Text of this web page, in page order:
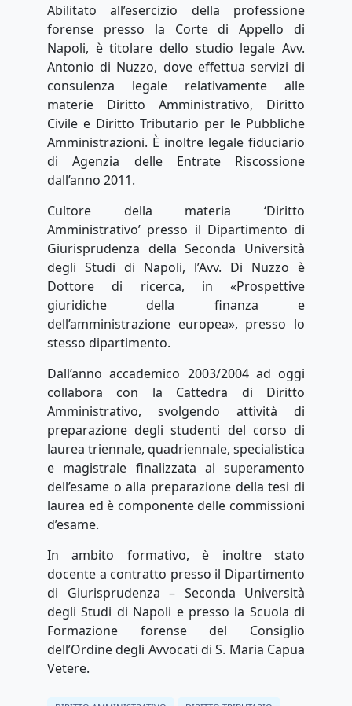
Abilitato all’esercizio della professione
forense presso la Corte di Appello di
Napoli, è titolare dello studio legale Avv.
Antonio di Nuzzo, dove effettua servizi di
consulenza legale relativamente alle
materie Diritto Amministrativo, Diritto
Civile e Diritto Tributario per le Pubbliche
Amministrazioni. È inoltre legale fiduciario
di Agenzia delle Entrate Riscossione
dall’anno 2011.
Cultore della materia ‘Diritto
Amministrativo’ presso il Dipartimento di
Giurisprudenza della Seconda Università
degli Studi di Napoli, l’Avv. Di Nuzzo è
Dottore di ricerca, in «Prospettive
giuridiche della finanza e
dell’amministrazione europea», presso lo
stesso dipartimento.
Dall’anno accademico 2003/2004 ad oggi
collabora con la Cattedra di Diritto
Amministrativo, svolgendo attività di
preparazione degli studenti del corso di
laurea triennale, quadriennale, specialistica
e magistrale finalizzata al superamento
dell’esame o alla preparazione della tesi di
laurea ed è componente delle commissioni
d’esame.
In ambito formativo, è inoltre stato
docente a contratto presso il Dipartimento
di Giurisprudenza – Seconda Università
degli Studi di Napoli e presso la Scuola di
Formazione forense del Consiglio
dell’Ordine degli Avvocati di S. Maria Capua
Vetere.